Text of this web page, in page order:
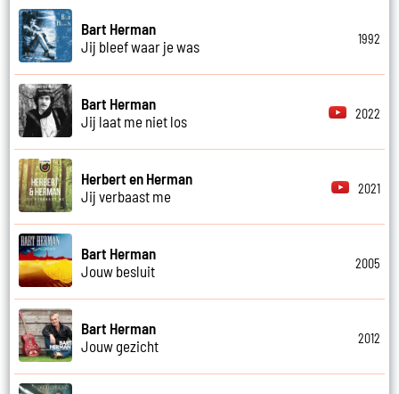
Bart Herman
Jij bleef waar je was
1992
Bart Herman
Jij laat me niet los
2022
Herbert en Herman
Jij verbaast me
2021
Bart Herman
Jouw besluit
2005
Bart Herman
Jouw gezicht
2012